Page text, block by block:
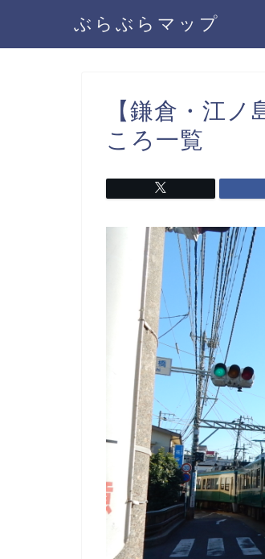
ぶらぶらマップ
【鎌倉・江
ころ一覧